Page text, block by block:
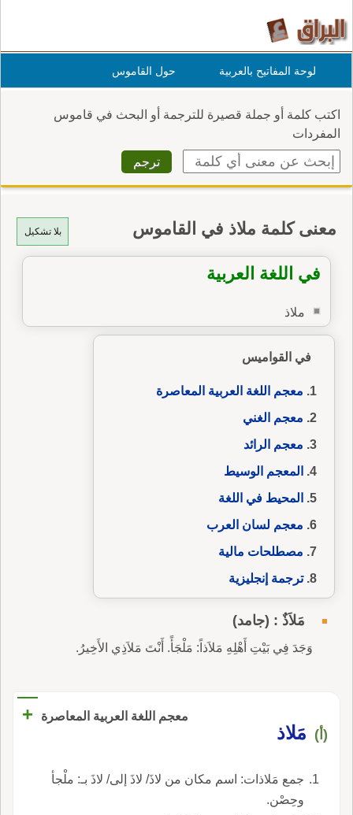
لوحة المفاتيح بالعربية حول القاموس
اكتب كلمة أو جملة قصيرة للترجمة أو البحث في قاموس
المفردات
بلا تشكيل معنى كلمة ملاذ في القاموس
في اللغة العربية
ملاذ
في القواميس
معجم اللغة العربية المعاصرة
معجم الغني
معجم الرائد
المعجم الوسيط
المحيط في اللغة
معجم لسان العرب
مصطلحات مالية
ترجمة إنجليزية
مَلاَذٌ : (جامد)
وَجَدَ فِي بَيْتِ أَهْلِهِ مَلاَذاً: مَلْجَأً. أَنْتَ مَلاَذِي الأَخِيرُ.
معجم اللغة العربية المعاصرة +
(أ) مَلاذ
جمع مَلاذات: اسم مكان من لاذَ/ لاذَ إلى/ لاذَ بـ: ملْجأ
وحِصْن.